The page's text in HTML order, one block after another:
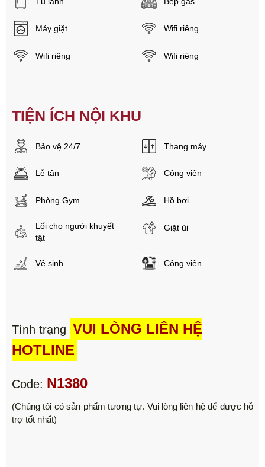
Máy giặt Wifi riêng
Wifi riêng Wifi riêng
TIỆN ÍCH NỘI KHU
Bảo vệ 24/7 Thang máy
Lễ tân Công viên
Phòng Gym Hồ bơi
Lối cho người khuyết
tật
Giặt ủi
Vệ sinh Công viên
Tình trạng VUI LÒNG LIÊN HỆ
HOTLINE
Code: N1380
(Chúng tôi có sản phẩm tương tự. Vui lòng liên hệ để được hỗ
trợ tốt nhất)